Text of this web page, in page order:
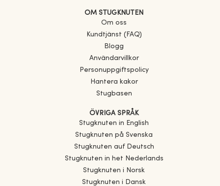
OM STUGKNUTEN
Om oss
Kundtjänst (FAQ)
Blogg
Användarvillkor
Personuppgiftspolicy
Hantera kakor
Stugbasen
ÖVRIGA SPRÅK
Stugknuten in English
Stugknuten på Svenska
Stugknuten auf Deutsch
Stugknuten in het Nederlands
Stugknuten i Norsk
Stugknuten i Dansk